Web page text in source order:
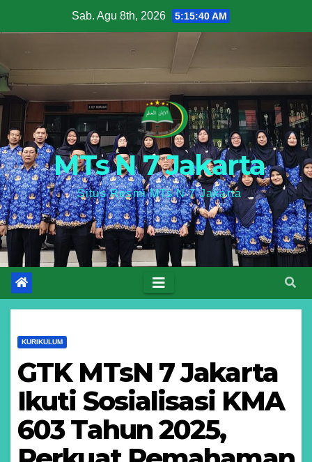
to
Sab. Agu 8th, 2026 5:15:41 AM
MTs N 7 Jakarta
Situs Resmi MTs N 7 Jakarta
KURIKULUM
GTK MTsN 7 Jakarta
Ikuti Sosialisasi KMA
603 Tahun 2025,